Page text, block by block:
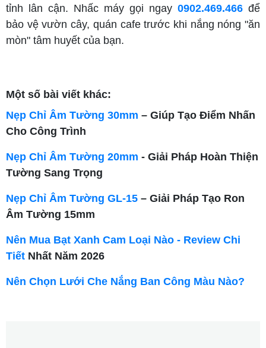
tỉnh lân cận. Nhấc máy gọi ngay 0902.469.466 để
bảo vệ vườn cây, quán cafe trước khi nắng nóng "ăn
mòn" tâm huyết của bạn.
Một số bài viết khác:
Nẹp Chỉ Âm Tường 30mm – Giúp Tạo Điểm Nhấn
Cho Công Trình
Nẹp Chỉ Âm Tường 20mm - Giải Pháp Hoàn Thiện
Tường Sang Trọng
Nẹp Chỉ Âm Tường GL-15 – Giải Pháp Tạo Ron
Âm Tường 15mm
Nên Mua Bạt Xanh Cam Loại Nào - Review Chi
Tiết Nhất Năm 2026
Nên Chọn Lưới Che Nắng Ban Công Màu Nào?